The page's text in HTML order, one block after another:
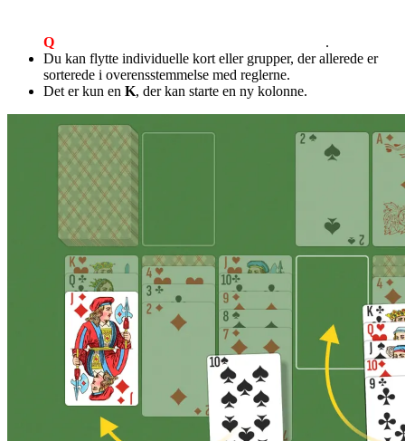
Q
.
Du kan flytte individuelle kort eller grupper, der allerede er
sorterede i overensstemmelse med reglerne.
Det er kun en K, der kan starte en ny kolonne.